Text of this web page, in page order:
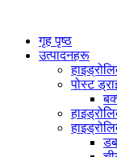
गृह पृष्ठ
उत्पादनहरू
पोस्ट